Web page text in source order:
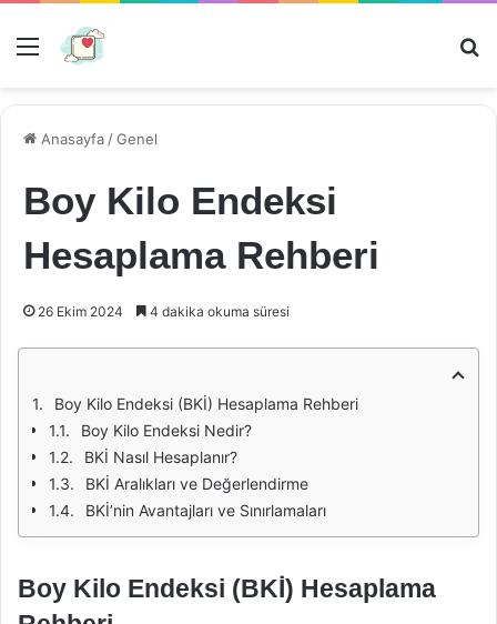
Menü
Anasayfa /Genel
Boy Kilo Endeksi
Hesaplama Rehberi
26 Ekim 2024 4 dakika okuma süresi
Boy Kilo Endeksi (BKİ) Hesaplama Rehberi
Boy Kilo Endeksi Nedir?
BKİ Nasıl Hesaplanır?
BKİ Aralıkları ve Değerlendirme
BKİ’nin Avantajları ve Sınırlamaları
Boy Kilo Endeksi (BKİ) Hesaplama